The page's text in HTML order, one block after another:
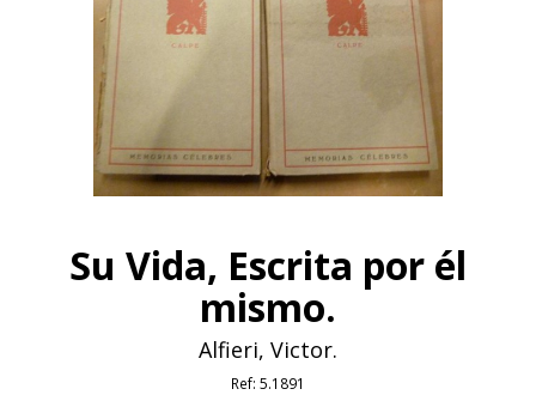
Su Vida, Escrita por él
mismo.
Alfieri, Victor.
Ref: 5.1891